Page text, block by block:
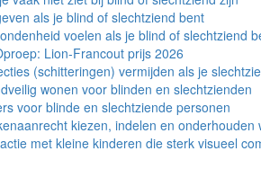
als je blind of slechtziend bent
voelen als je blind of slechtziend
Lion-Francout prijs 2026
(schitteringen) vermijden als je
wonen voor blinden en slechtzienden
voor blinde en slechtziende personen
kiezen, indelen en
met kleine kinderen die sterk visueel